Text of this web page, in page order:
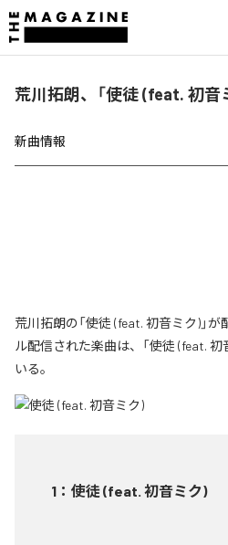
荒川拓朗、「使徒 (feat. 初音
新曲情報
荒川拓朗の「使徒 (feat. 初音ミク)」
ル配信された楽曲は、「使徒 (feat. 初
いる。
1 ： 使徒 (feat. 初音ミク)